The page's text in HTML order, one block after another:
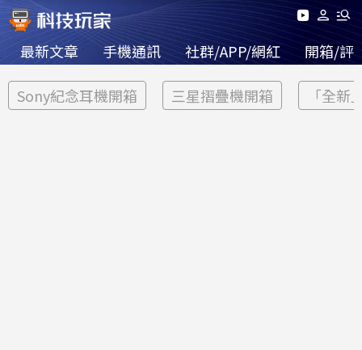
最新文章 手機通訊 社群/APP/網紅 開箱/評
Sony紀念耳機開箱 三星摺疊機開箱 「全新